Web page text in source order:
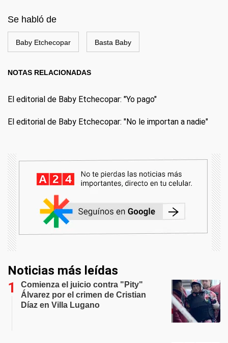
Se habló de
Baby Etchecopar Basta Baby
NOTAS RELACIONADAS
El editorial de Baby Etchecopar: "Yo pago"
El editorial de Baby Etchecopar: "No le importan a nadie"
Noticias más leídas
Comienza el juicio contra "Pity"
Álvarez por el crimen de Cristian
Díaz en Villa Lugano